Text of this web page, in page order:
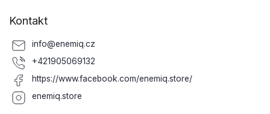
Kontakt
info@enemiq.cz
+421905069132
https://www.facebook.com/enemiq.store/
enemiq.store